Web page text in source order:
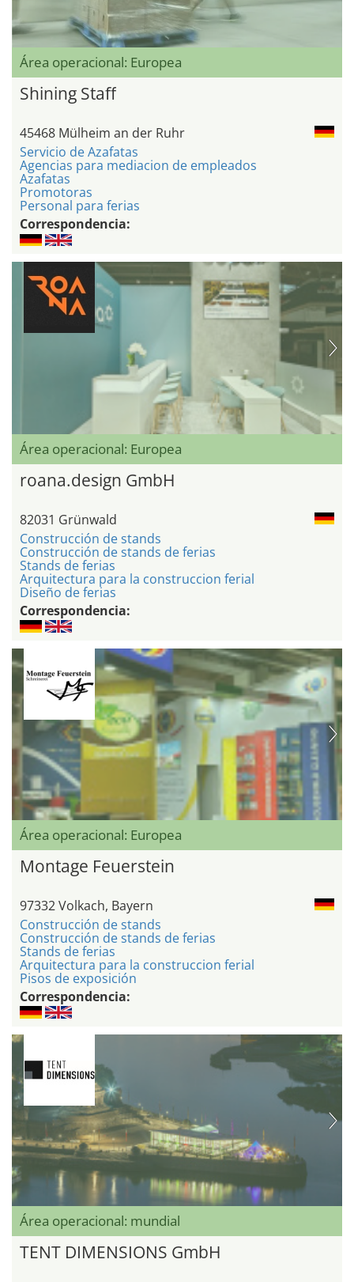
Área operacional: Europea
Shining Staff
45468 Mülheim an der Ruhr
Servicio de Azafatas
Agencias para mediacion de empleados
Azafatas
Promotoras
Personal para ferias
Correspondencia:
Área operacional: Europea
roana.design GmbH
82031 Grünwald
Construcción de stands
Construcción de stands de ferias
Stands de ferias
Arquitectura para la construccion ferial
Diseño de ferias
Correspondencia:
Área operacional: Europea
Montage Feuerstein
97332 Volkach, Bayern
Construcción de stands
Construcción de stands de ferias
Stands de ferias
Arquitectura para la construccion ferial
Pisos de exposición
Correspondencia:
Área operacional: mundial
TENT DIMENSIONS GmbH